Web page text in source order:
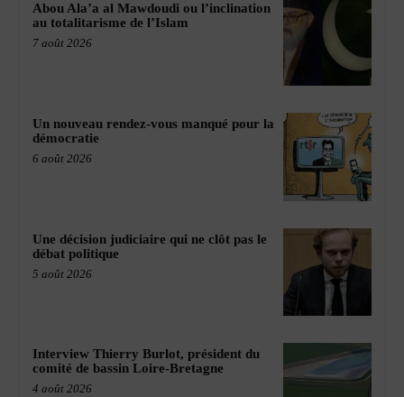
Abou Ala’a al Mawdoudi ou l’inclination
au totalitarisme de l’Islam
7 août 2026
Un nouveau rendez-vous manqué pour la
démocratie
6 août 2026
Une décision judiciaire qui ne clôt pas le
débat politique
5 août 2026
Interview Thierry Burlot, président du
comité de bassin Loire-Bretagne
4 août 2026